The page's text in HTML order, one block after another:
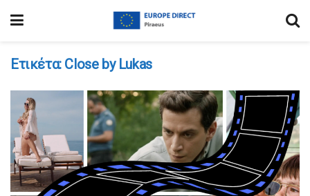
Ετικέτα: Close by Lukas